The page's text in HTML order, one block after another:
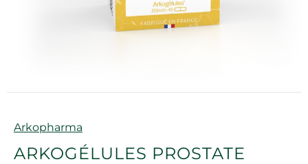
Marque
Arkopharma
ARKOGÉLULES PROSTATE